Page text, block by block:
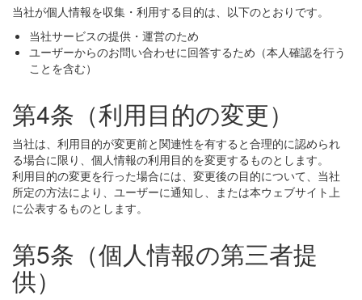
当社が個人情報を収集・利用する目的は、以下のとおりです。
当社サービスの提供・運営のため
ユーザーからのお問い合わせに回答するため（本人確認を行う
ことを含む）
第4条（利用目的の変更）
当社は、利用目的が変更前と関連性を有すると合理的に認められ
る場合に限り、個人情報の利用目的を変更するものとします。
利用目的の変更を行った場合には、変更後の目的について、当社
所定の方法により、ユーザーに通知し、または本ウェブサイト上
に公表するものとします。
第5条（個人情報の第三者提
供）